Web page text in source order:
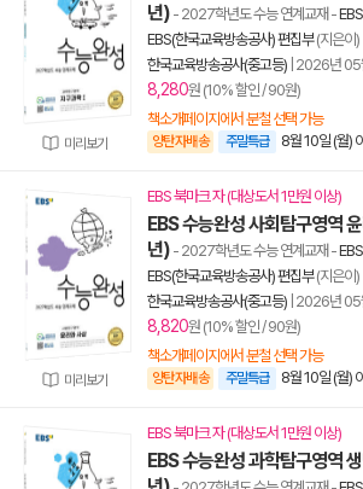
미리보기
년) - 2027학년도 수능 연계교재 -
EBS(한국교육방송공사) 편집부(지은이)
한국교육방송공사(중고등) 2026년 05
8,280원 (10% 할인 / 90원)
책소개페이지에서 분철 선택 가능
양탄자배송 주말특급 8월 10일 (월)
미리보기
EBS 북마크 자 (대상도서 1만원 이상)
EBS 수능완성 사회탐구영역
년) - 2027학년도 수능 연계교재 -
EBS(한국교육방송공사) 편집부(지은이)
한국교육방송공사(중고등) 2026년 05
8,820원 (10% 할인 / 90원)
책소개페이지에서 분철 선택 가능
양탄자배송 주말특급 8월 10일 (월)
EBS 북마크 자 (대상도서 1만원 이상)
EBS 수능완성 과학탐구영역